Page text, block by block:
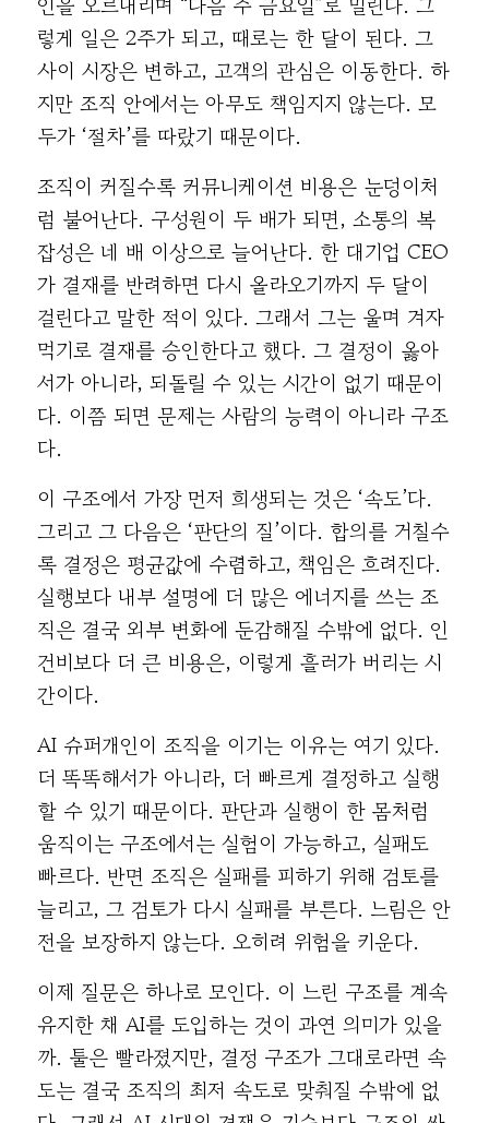
렇게 일은 2주가 되고, 때로는 한 달이 된다. 그
사이 시장은 변하고, 고객의 관심은 이동한다. 하
지만 조직 안에서는 아무도 책임지지 않는다. 모
두가 ‘절차’를 따랐기 때문이다.
조직이 커질수록 커뮤니케이션 비용은 눈덩이처
럼 불어난다. 구성원이 두 배가 되면, 소통의 복
잡성은 네 배 이상으로 늘어난다. 한 대기업 CEO
가 결재를 반려하면 다시 올라오기까지 두 달이
걸린다고 말한 적이 있다. 그래서 그는 울며 겨자
먹기로 결재를 승인한다고 했다. 그 결정이 옳아
서가 아니라, 되돌릴 수 있는 시간이 없기 때문이
다. 이쯤 되면 문제는 사람의 능력이 아니라 구조
다.
이 구조에서 가장 먼저 희생되는 것은 ‘속도’다.
그리고 그 다음은 ‘판단의 질’이다. 합의를 거칠수
록 결정은 평균값에 수렴하고, 책임은 흐려진다.
실행보다 내부 설명에 더 많은 에너지를 쓰는 조
직은 결국 외부 변화에 둔감해질 수밖에 없다. 인
건비보다 더 큰 비용은, 이렇게 흘러가 버리는 시
간이다.
AI 슈퍼개인이 조직을 이기는 이유는 여기 있다.
더 똑똑해서가 아니라, 더 빠르게 결정하고 실행
할 수 있기 때문이다. 판단과 실행이 한 몸처럼
움직이는 구조에서는 실험이 가능하고, 실패도
빠르다. 반면 조직은 실패를 피하기 위해 검토를
늘리고, 그 검토가 다시 실패를 부른다. 느림은 안
전을 보장하지 않는다. 오히려 위험을 키운다.
이제 질문은 하나로 모인다. 이 느린 구조를 계속
유지한 채 AI를 도입하는 것이 과연 의미가 있을
까. 툴은 빨라졌지만, 결정 구조가 그대로라면 속
도는 결국 조직의 최저 속도로 맞춰질 수밖에 없